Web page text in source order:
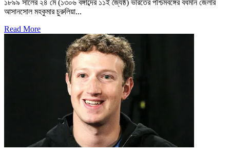
১৮৯৯ সালের ২৪ মে (১৩০৬ বঙ্গাব্দের ১১ই জ্যৈষ্ঠ) ভারতের পশ্চিমবঙ্গের বর্ধমান জেলার
আসানসোল মহকুমার চুরুলিয়া...
Read More